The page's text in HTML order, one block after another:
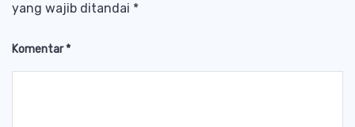
yang wajib ditandai *
Komentar*